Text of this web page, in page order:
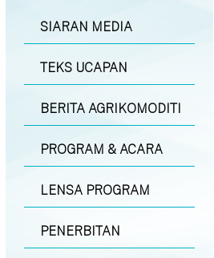
SIARAN MEDIA
TEKS UCAPAN
BERITA AGRIKOMODITI
PROGRAM & ACARA
LENSA PROGRAM
PENERBITAN